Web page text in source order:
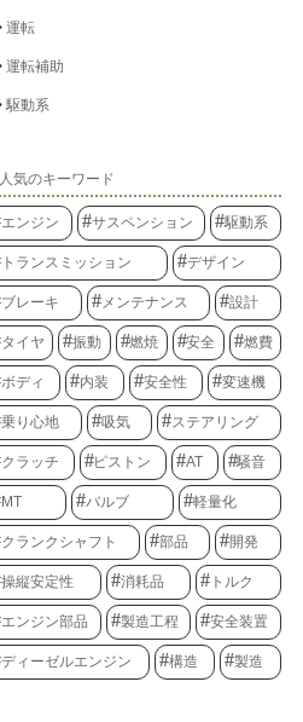
運転
運転補助
駆動系
人気のキーワード
エンジン サスペンション 駆動系
トランスミッション デザイン
ブレーキ メンテナンス 設計
タイヤ 振動 燃焼 安全 燃費
ボディ 内装 安全性 変速機
乗り心地 吸気 ステアリング
クラッチ ピストン AT 騒音
MT バルブ 軽量化
クランクシャフト 部品 開発
操縦安定性 消耗品 トルク
エンジン部品 製造工程 安全装置
ディーゼルエンジン 構造 製造